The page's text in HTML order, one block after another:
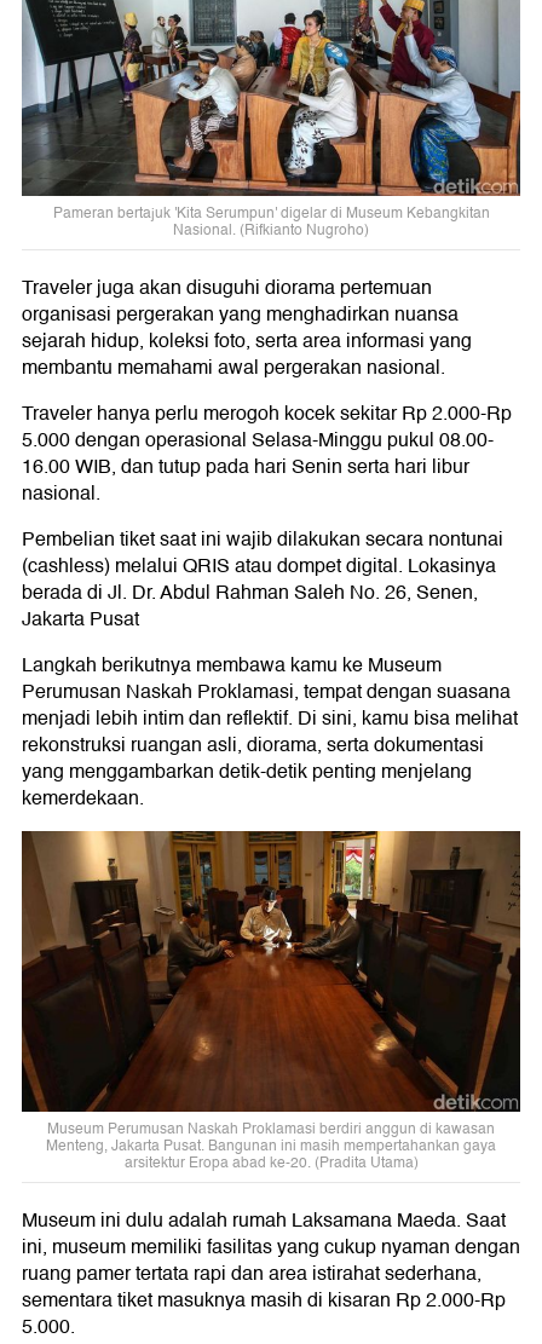
Pameran bertajuk 'Kita Serumpun' digelar di Museum Kebangkitan
Nasional. (Rifkianto Nugroho)
Traveler juga akan disuguhi diorama pertemuan
organisasi pergerakan yang menghadirkan nuansa
sejarah hidup, koleksi foto, serta area informasi yang
membantu memahami awal pergerakan nasional.
Traveler hanya perlu merogoh kocek sekitar Rp 2.000-Rp
5.000 dengan operasional Selasa-Minggu pukul 08.00-
16.00 WIB, dan tutup pada hari Senin serta hari libur
nasional.
Pembelian tiket saat ini wajib dilakukan secara nontunai
(cashless) melalui QRIS atau dompet digital. Lokasinya
berada di Jl. Dr. Abdul Rahman Saleh No. 26, Senen,
Jakarta Pusat
Langkah berikutnya membawa kamu ke Museum
Perumusan Naskah Proklamasi, tempat dengan suasana
menjadi lebih intim dan reflektif. Di sini, kamu bisa melihat
rekonstruksi ruangan asli, diorama, serta dokumentasi
yang menggambarkan detik-detik penting menjelang
kemerdekaan.
Museum Perumusan Naskah Proklamasi berdiri anggun di kawasan
Menteng, Jakarta Pusat. Bangunan ini masih mempertahankan gaya
arsitektur Eropa abad ke-20. (Pradita Utama)
Museum ini dulu adalah rumah Laksamana Maeda. Saat
ini, museum memiliki fasilitas yang cukup nyaman dengan
ruang pamer tertata rapi dan area istirahat sederhana,
sementara tiket masuknya masih di kisaran Rp 2.000-Rp
5.000.